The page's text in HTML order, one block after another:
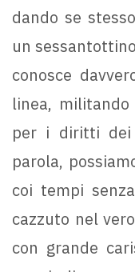
dando se
un
conosce
linea,
per i diritti
parola,
coi tempi
cazzuto nel
con grande